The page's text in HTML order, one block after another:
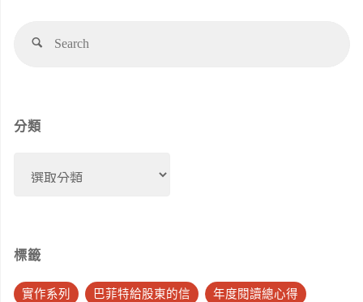
Search
分類
標籤
實作系列 巴菲特給股東的信 年度閱讀總心得